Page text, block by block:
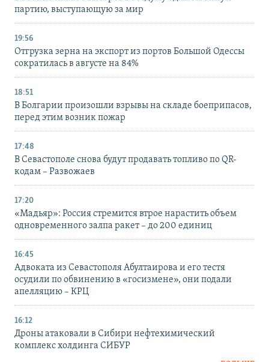
партию, выступающую за мир
19:56
Отгрузка зерна на экспорт из портов Большой Одессы
сократилась в августе на 84%
18:51
В Болгарии произошли взрывы на складе боеприпасов,
перед этим возник пожар
17:48
В Севастополе снова будут продавать топливо по QR-
кодам – Развожаев
17:20
«Мадьяр»: Россия стремится втрое нарастить объем
одновременного залпа ракет – до 200 единиц
16:45
Адвоката из Севастополя Абултаирова и его тестя
осудили по обвинению в «госизмене», они подали
апелляцию – КРЦ
16:12
Дроны атаковали в Сибири нефтехимический
комплекс холдинга СИБУР